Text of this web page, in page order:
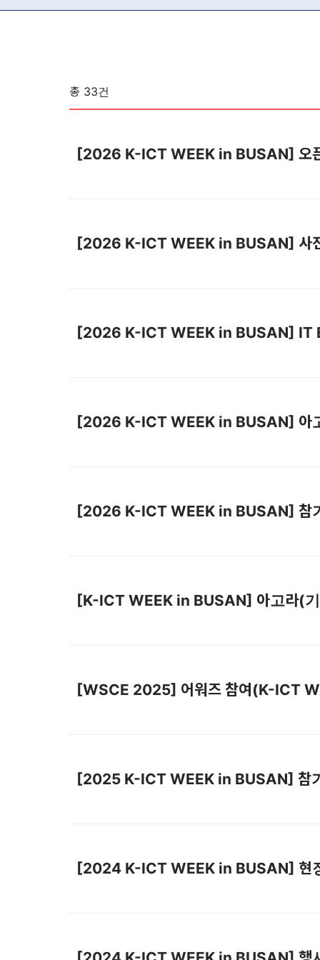
총 33건
[2026 K-ICT WEEK in BUSAN] 오
[2026 K-ICT WEEK in BUSAN] 사
[2026 K-ICT WEEK in BUSAN] IT
[2026 K-ICT WEEK in BUSAN] 아
[2026 K-ICT WEEK in BUSAN] 참
[K-ICT WEEK in BUSAN] 아고라(기
[WSCE 2025] 어워즈 참여(K-ICT
[2025 K-ICT WEEK in BUSAN] 참
[2024 K-ICT WEEK in BUSAN] 현